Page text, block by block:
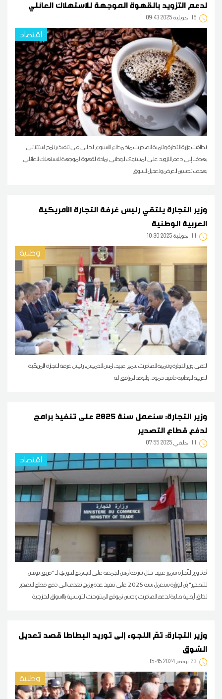
لدعم التزويد بالقهوة الموجهة للاستهلاك العائلي
16 09:43 2025 جويلية
اقتصاد
انطلقت وزارة التجارة وتنمية الصادرات منذ مطلع الأسبوع الحالي في تنفيذ برنامج استثنائي
يهدف إلى دعم التزويد على المستوى الوطني بمادة القهوة الموجهة للاستهلاك العائلي
بهدف تحسين العرض وتعديل السوق
وزير التجارة يلتقي رئيس غرفة التجارة الأمريكية
العربية الوطنية
11 10:30 2025 جويلية
وطنية
التقى وزير التجارة وتنمية الصادرات سمير عبيد، امس الخميس، رئيس غرفة التجارة الأمريكية
العربية الوطنية دافيد حمود، والوفد المرافق له
وزير التجارة: سنعمل سنة 2025 على تنفيذ برامج
لدفع قطاع التصدير
11 07:55 2025 جانفي
اقتصاد
أفاد وزير التّجارة سمير عبيد خلال إشرافه أمس الجمعة على الاجتماع الدوري لـ "فريق تونس
للتصدير" بأن الوزارة ستعمل سنة 2025 على تنفيذ عدة برامج تهدف الى دفع قطاع التصدير
لخلق أرضية صلبة لدعم الصادرات وحسن تموقع المنتوحات التونسية بالأسواق الخارجية
وزير التجارة: تمّ اللجوء إلى توريد البطاطا قصد تعديل
السّوق
23 15:45 2024 نوفمبر
وطنية